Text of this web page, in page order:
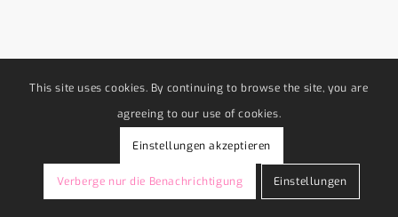
This site uses cookies. By continuing to browse the site, you are
agreeing to our use of cookies.
Einstellungen akzeptieren
Verberge nur die Benachrichtigung Einstellungen